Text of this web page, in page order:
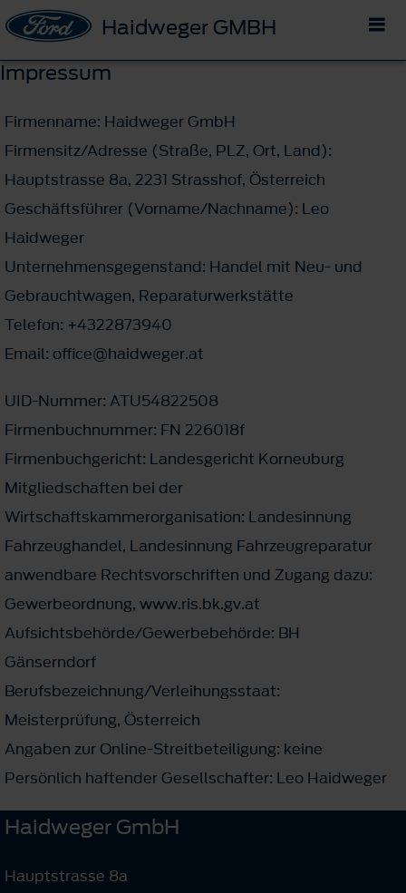
Haidweger GMBH
Impressum
Firmenname: Haidweger GmbH
Firmensitz/Adresse (Straße, PLZ, Ort, Land):
Hauptstrasse 8a, 2231 Strasshof, Österreich
Geschäftsführer (Vorname/Nachname): Leo
Haidweger
Unternehmensgegenstand: Handel mit Neu- und
Gebrauchtwagen, Reparaturwerkstätte
Telefon: +4322873940
Email: office@haidweger.at
UID-Nummer: ATU54822508
Firmenbuchnummer: FN 226018f
Firmenbuchgericht: Landesgericht Korneuburg
Mitgliedschaften bei der
Wirtschaftskammerorganisation: Landesinnung
Fahrzeughandel, Landesinnung Fahrzeugreparatur
anwendbare Rechtsvorschriften und Zugang dazu:
Gewerbeordnung, www.ris.bk.gv.at
Aufsichtsbehörde/Gewerbebehörde: BH
Gänserndorf
Berufsbezeichnung/Verleihungsstaat:
Meisterprüfung, Österreich
Angaben zur Online-Streitbeteiligung: keine
Persönlich haftender Gesellschafter: Leo Haidweger
Haidweger GmbH
Hauptstrasse 8a